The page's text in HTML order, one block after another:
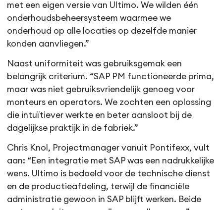
met een eigen versie van Ultimo. We wilden één
onderhoudsbeheersysteem waarmee we
onderhoud op alle locaties op dezelfde manier
konden aanvliegen.”
Naast uniformiteit was gebruiksgemak een
belangrijk criterium. “SAP PM functioneerde prima,
maar was niet gebruiksvriendelijk genoeg voor
monteurs en operators. We zochten een oplossing
die intuïtiever werkte en beter aansloot bij de
dagelijkse praktijk in de fabriek.”
Chris Knol, Projectmanager vanuit Pontifexx, vult
aan: “Een integratie met SAP was een nadrukkelijke
wens. Ultimo is bedoeld voor de technische dienst
en de productieafdeling, terwijl de financiële
administratie gewoon in SAP blijft werken. Beide